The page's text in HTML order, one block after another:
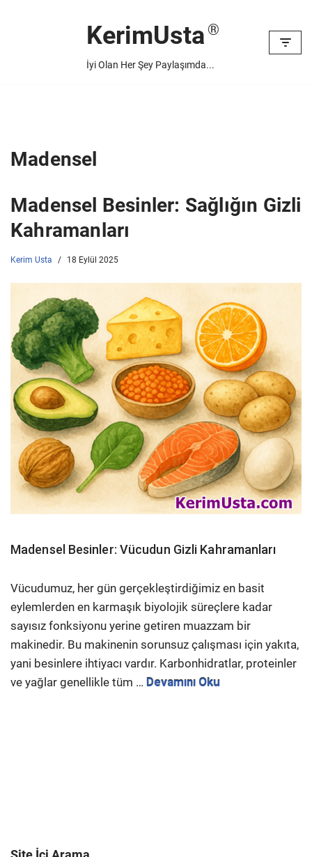
KerimUsta
İyi Olan Her Şey Paylaşımda...
Madensel
Madensel Besinler: Sağlığın Gizli
Kahramanları
Kerim Usta 18 Eylül 2025
Madensel Besinler: Vücudun Gizli Kahramanları
Vücudumuz, her gün gerçekleştirdiğimiz en basit
eylemlerden en karmaşık biyolojik süreçlere kadar
sayısız fonksiyonu yerine getiren muazzam bir
makinedir. Bu makinenin sorunsuz çalışması için yakıta,
yani besinlere ihtiyacı vardır. Karbonhidratlar, proteinler
ve yağlar genellikle tüm … Devamını Oku